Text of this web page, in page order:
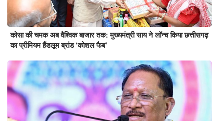
कोसा की चमक अब वैश्विक बाजार तक: मुख्यमंत्री साय ने लॉन्च किया छत्तीसगढ़
का प्रीमियम हैंडलूम ब्रांड ‘कोशल फैब’